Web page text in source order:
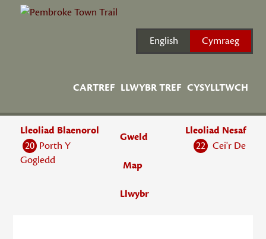
English Cymraeg
CARTREF LLWYBR TREF CYSYLLTWCH
Lleoliad Blaenorol
20 Porth Y
Gogledd
Gweld
Map
Llwybr
Lleoliad Nesaf
22 Cei'r De